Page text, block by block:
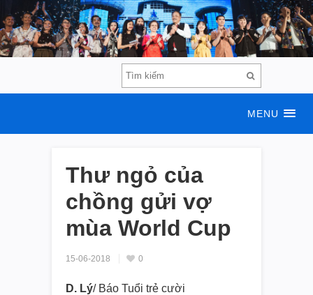
MENU
Thư ngỏ của
chồng gửi vợ
mùa World Cup
15-06-2018 0
D. Lý/ Báo Tuổi trẻ cười